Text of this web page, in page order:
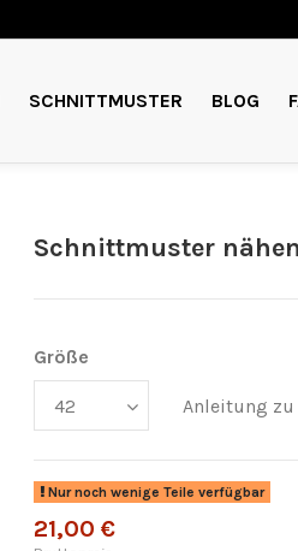
SCHNITTMUSTER BLOG
Schnittmuster
Größe
Anleitung zu
Nur noch wenige Teile verfügbar
21,00 €